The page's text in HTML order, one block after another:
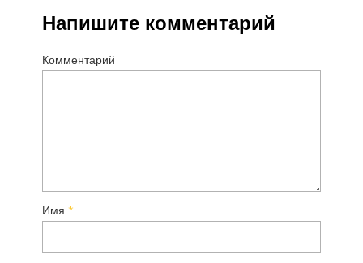
Напишите комментарий
Комментарий
Имя *